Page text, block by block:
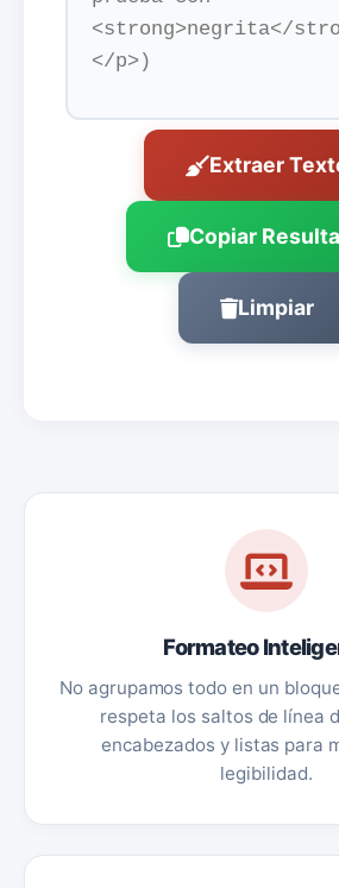
Extraer
Copiar
Limpiar
Formateo
No agrupamos todo en un
respeta los saltos de línea
encabezados y listas para
legibilidad.